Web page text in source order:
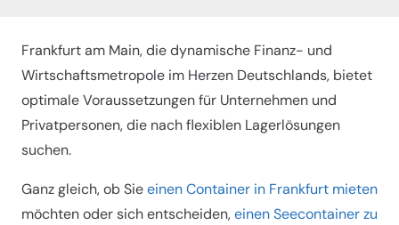
Frankfurt am Main, die dynamische Finanz- und
Wirtschaftsmetropole im Herzen Deutschlands, bietet
optimale Voraussetzungen für Unternehmen und
Privatpersonen, die nach flexiblen Lagerlösungen
suchen.
Ganz gleich, ob Sieeinen Container in Frankfurt mieten
möchten oder sich entscheiden,einen Seecontainer zu